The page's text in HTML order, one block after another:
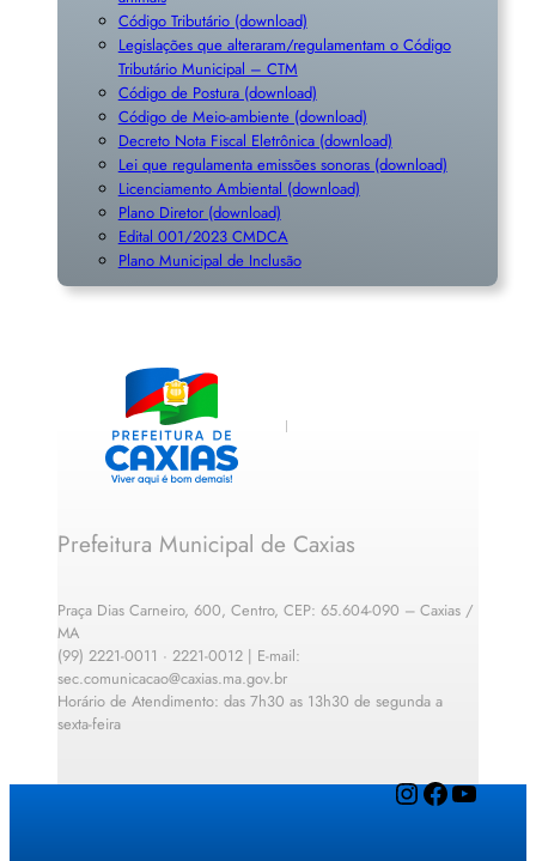
Código Tributário (download)
Legislações que alteraram/regulamentam o Código
Tributário Municipal – CTM
Código de Postura (download)
Código de Meio-ambiente (download)
Decreto Nota Fiscal Eletrônica (download)
Lei que regulamenta emissões sonoras (download)
Licenciamento Ambiental (download)
Plano Diretor (download)
Edital 001/2023 CMDCA
Plano Municipal de Inclusão
Prefeitura Municipal de Caxias
Praça Dias Carneiro, 600, Centro, CEP: 65.604-090 – Caxias /
MA
(99) 2221-0011 · 2221-0012 | E-mail:
sec.comunicacao@caxias.ma.gov.br
Horário de Atendimento: das 7h30 as 13h30 de segunda a
sexta-feira
InstagramFacebook YouTube